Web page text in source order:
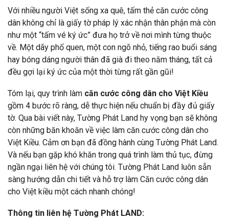
Với nhiều người Việt sống xa quê, tấm thẻ căn cước công
dân không chỉ là giấy tờ pháp lý xác nhận thân phận mà còn
như một “tấm vé ký ức” đưa họ trở về nơi mình từng thuộc
về. Một dãy phố quen, một con ngõ nhỏ, tiếng rao buổi sáng
hay bóng dáng người thân đã già đi theo năm tháng, tất cả
đều gợi lại ký ức của một thời từng rất gần gũi!
Tóm lại, quy trình làm căn cước công dân cho Việt Kiều
gồm 4 bước rõ ràng, dễ thực hiện nếu chuẩn bị đầy đủ giấy
tờ. Qua bài viết này, Tường Phát Land hy vọng bạn sẽ không
còn những băn khoăn về việc làm căn cước công dân cho
Việt Kiều. Cảm ơn bạn đã đồng hành cùng Tường Phát Land.
Và nếu bạn gặp khó khăn trong quá trình làm thủ tục, đừng
ngần ngại liên hệ với chúng tôi. Tường Phát Land luôn sẵn
sàng hướng dẫn chi tiết và hỗ trợ làm Căn cước công dân
cho Việt kiều một cách nhanh chóng!
Thông tin liên hệ Tường Phát LAND: